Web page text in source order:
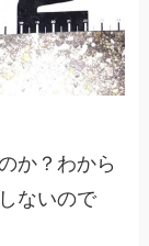
か？わから
ないので